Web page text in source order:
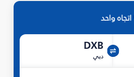
اتجاه واحد
DXB
دبي